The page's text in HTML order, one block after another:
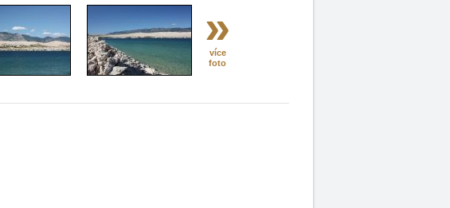
»
více
foto